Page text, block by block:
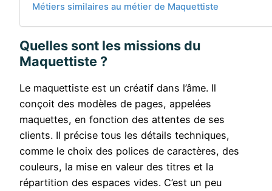
Métiers similaires au métier de Maquettiste
Quelles sont les missions du
Maquettiste ?
Le maquettiste est un créatif dans l’âme. Il
conçoit des modèles de pages, appelées
maquettes, en fonction des attentes de ses
clients. Il précise tous les détails techniques,
comme le choix des polices de caractères, des
couleurs, la mise en valeur des titres et la
répartition des espaces vides. C’est un peu